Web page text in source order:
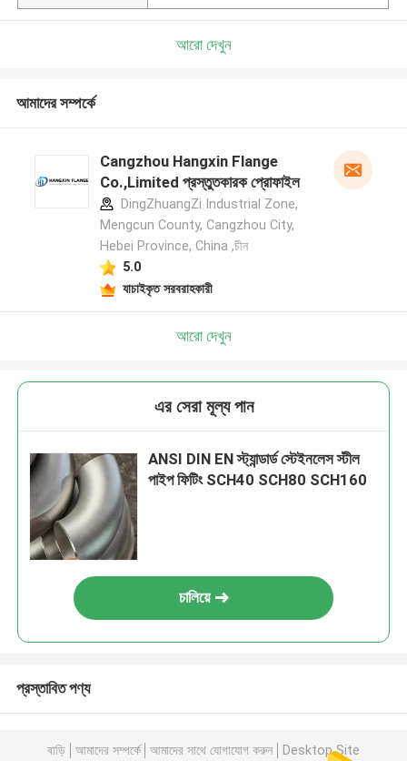
আরো দেখুন
আমাদের সম্পর্কে
Cangzhou Hangxin Flange
Co.,Limited প্রস্তুতকারক প্রোফাইল
DingZhuangZi Industrial Zone,
Mengcun County, Cangzhou City,
Hebei Province, China ,চীন
5.0
যাচাইকৃত সরবরাহকারী
আরো দেখুন
এর সেরা মূল্য পান
ANSI DIN EN স্ট্যান্ডার্ড স্টেইনলেস স্টীল
পাইপ ফিটিং SCH40 SCH80 SCH160
চালিয়ে
প্রস্তাবিত পণ্য
বাড়ি আমাদের সম্পর্কে আমাদের সাথে যোগাযোগ করুন Desktop Site